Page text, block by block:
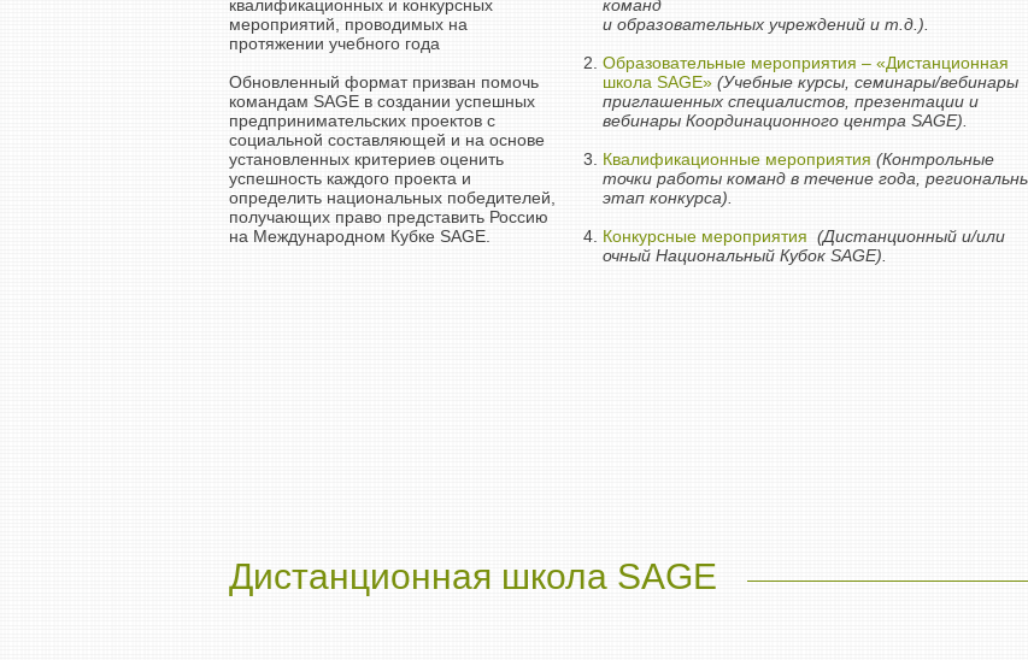
квалификационных и конкурсных
мероприятий, проводимых на
протяжении учебного года
Обновленный формат призван помочь
командам SAGE в создании успешных
предпринимательских проектов с
социальной составляющей и на основе
установленных критериев оценить
успешность каждого проекта и
определить национальных победителей,
получающих право представить Россию
на Международном Кубке SAGE.
команд
и образовательных учреждений и т.д.).
Образовательные мероприятия – «Дистанционная
школа SAGE» (Учебные курсы, семинары/вебинары
приглашенных специалистов, презентации и
вебинары Координационного центра SAGE).
Квалификационные мероприятия (Контрольные
точки работы команд в течение года,
этап конкурса).
Конкурсные мероприятия (Дистанционный и/или
очный Национальный Кубок SAGE).
Дистанционная школа SAGE